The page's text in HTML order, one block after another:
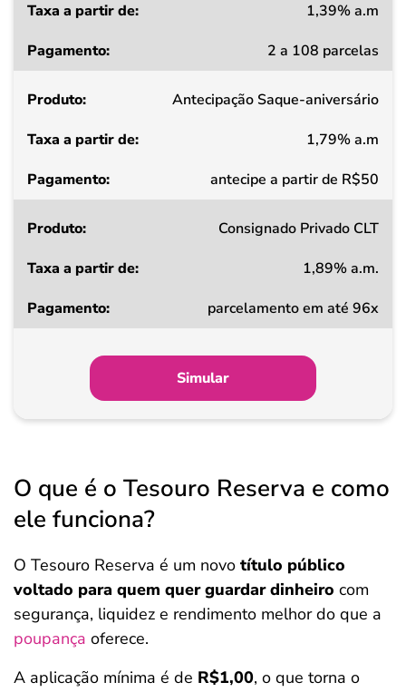
a
de
Pagamento
1,39% a.m
2 a 108 parcelas
Antecipação Saque-aniversário
1,79% a.m
antecipe a partir de R$50
Consignado Privado CLT
1,89% a.m.
parcelamento em até 96x
Simular
O que é o Tesouro Reserva e como
ele funciona?
O Tesouro Reserva é um novo título público
voltado para quem quer guardar dinheiro com
segurança, liquidez e rendimento melhor do que a
poupança oferece.
A aplicação mínima é de R$1,00, o que torna o